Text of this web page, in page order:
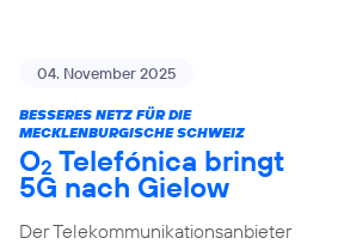
04. November 2025
BESSERES NETZ FÜR DIE
MECKLENBURGISCHE SCHWEIZ
O2 Telefónica bringt
5G nach Gielow
Der Telekommunikationsanbieter